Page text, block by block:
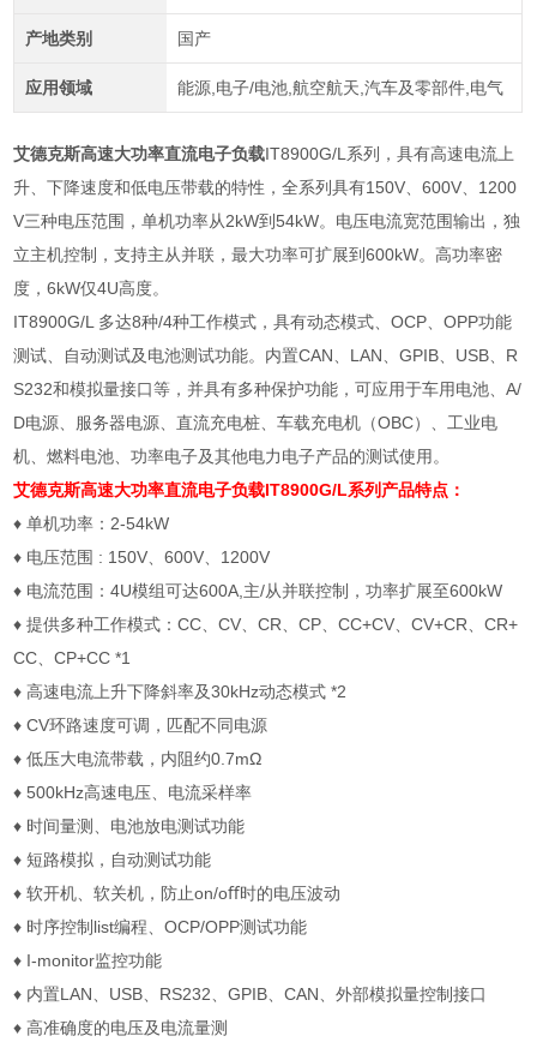
产地类别 国产
应用领域 能源,电子/电池,航空航天,汽车及零部件,电气
艾德克斯高速大功率直流电子负载IT8900G/L系列，具有高速电流上
升、下降速度和低电压带载的特性，全系列具有150V、600V、1200
V三种电压范围，单机功率从2kW到54kW。电压电流宽范围输出，独
立主机控制，支持主从并联，最大功率可扩展到600kW。高功率密
度，6kW仅4U高度。
IT8900G/L 多达8种/4种工作模式，具有动态模式、OCP、OPP功能
测试、自动测试及电池测试功能。内置CAN、LAN、GPIB、USB、R
S232和模拟量接口等，并具有多种保护功能，可应用于车用电池、A/
D电源、服务器电源、直流充电桩、车载充电机（OBC）、工业电
机、燃料电池、功率电子及其他电力电子产品的测试使用。
艾德克斯高速大功率直流电子负载IT8900G/L系列产品特点：
♦ 单机功率：2-54kW
♦ 电压范围 : 150V、600V、1200V
♦ 电流范围：4U模组可达600A,主/从并联控制，功率扩展至600kW
♦ 提供多种工作模式：CC、CV、CR、CP、CC+CV、CV+CR、CR+
CC、CP+CC *1
♦ 高速电流上升下降斜率及30kHz动态模式 *2
♦ CV环路速度可调，匹配不同电源
♦ 低压大电流带载，内阻约0.7mΩ
♦ 500kHz高速电压、电流采样率
♦ 时间量测、电池放电测试功能
♦ 短路模拟，自动测试功能
♦ 软开机、软关机，防止on/oﬀ时的电压波动
♦ 时序控制list编程、OCP/OPP测试功能
♦ I-monitor监控功能
♦ 内置LAN、USB、RS232、GPIB、CAN、外部模拟量控制接口
♦ 高准确度的电压及电流量测